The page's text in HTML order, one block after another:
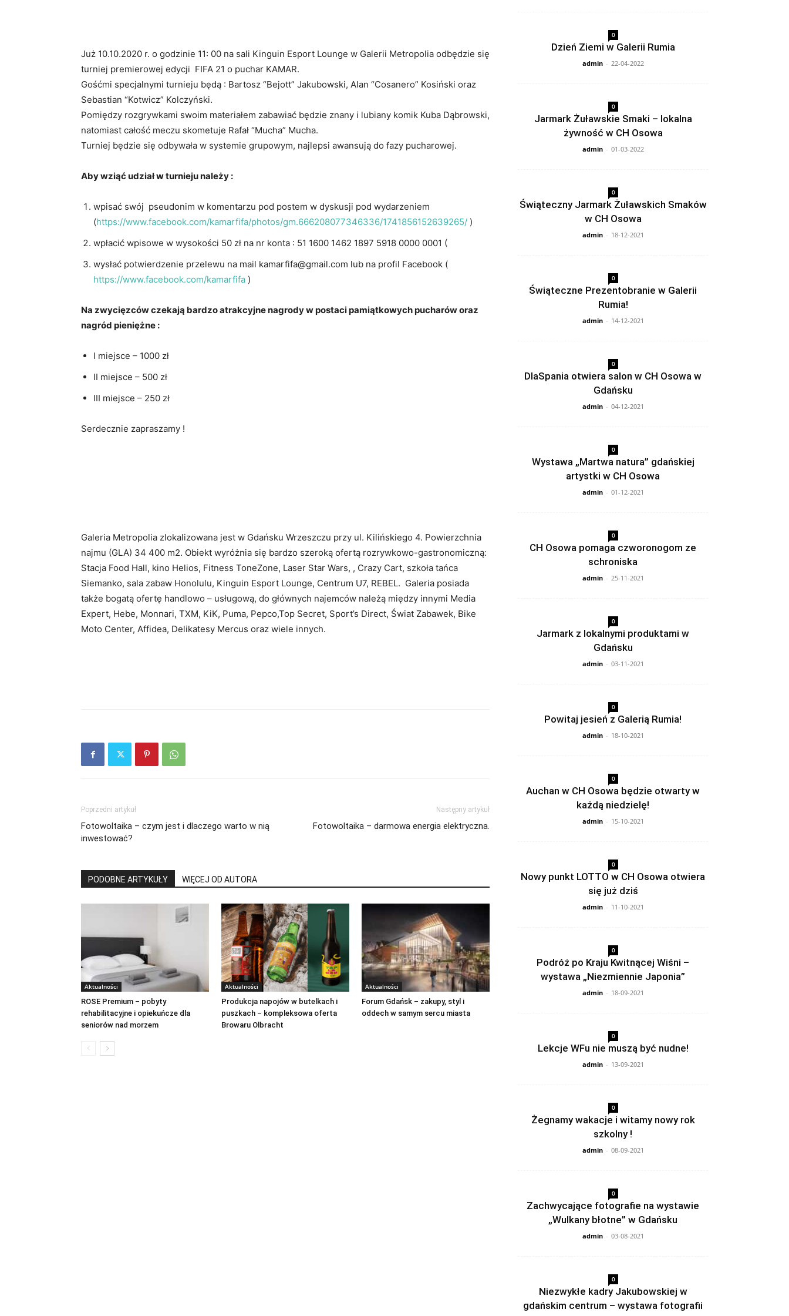
Już 10.10.2020 r. o godzinie 11: 00 na sali Kinguin Esport Lounge w Galerii Metropolia odbędzie się
turniej premierowej edycji FIFA 21 o puchar KAMAR.
Gośćmi specjalnymi turnieju będą : Bartosz “Bejott” Jakubowski, Alan “Cosanero” Kosiński oraz
Sebastian “Kotwicz” Kolczyński.
Pomiędzy rozgrywkami swoim materiałem zabawiać będzie znany i lubiany komik Kuba Dąbrowski,
natomiast całość meczu skometuje Rafał “Mucha” Mucha.
Turniej będzie się odbywała w systemie grupowym, najlepsi awansują do fazy pucharowej.
Aby wziąć udział w turnieju należy :
wpisać swój pseudonim w komentarzu pod postem w dyskusji pod wydarzeniem
(https://www.facebook.com/kamarfifa/photos/gm.666208077346336/1741856152639265/ )
wpłacić wpisowe w wysokości 50 zł na nr konta : 51 1600 1462 1897 5918 0000 0001 (
wysłać potwierdzenie przelewu na mail kamarfifa@gmail.com lub na profil Facebook (
https://www.facebook.com/kamarfifa )
Na zwycięzców czekają bardzo atrakcyjne nagrody w postaci pamiątkowych pucharów oraz
nagród pieniężne :
I miejsce – 1000 zł
II miejsce – 500 zł
III miejsce – 250 zł
Serdecznie zapraszamy !
Galeria Metropolia zlokalizowana jest w Gdańsku Wrzeszczu przy ul. Kilińskiego 4. Powierzchnia
najmu (GLA) 34 400 m2. Obiekt wyróżnia się bardzo szeroką ofertą rozrywkowo-gastronomiczną:
Stacja Food Hall, kino Helios, Fitness ToneZone, Laser Star Wars, , Crazy Cart, szkoła tańca
Siemanko, sala zabaw Honolulu, Kinguin Esport Lounge, Centrum U7, REBEL. Galeria posiada
także bogatą ofertę handlowo – usługową, do głównych najemców należą między innymi Media
Expert, Hebe, Monnari, TXM, KiK, Puma, Pepco,Top Secret, Sport’s Direct, Świat Zabawek, Bike
Moto Center, Affidea, Delikatesy Mercus oraz wiele innych.
Poprzedni artykuł
Fotowoltaika – czym jest i dlaczego warto w nią
inwestować?
Następny artykuł
Fotowoltaika – darmowa energia elektryczna.
PODOBNE ARTYKUŁY WIĘCEJ OD AUTORA
Aktualności
ROSE Premium – pobyty
rehabilitacyjne i opiekuńcze dla
seniorów nad morzem
Aktualności
Produkcja napojów w butelkach i
puszkach – kompleksowa oferta
Browaru Olbracht
Aktualności
Forum Gdańsk – zakupy, styl i
oddech w samym sercu miasta
0
Dzień Ziemi w Galerii Rumia
admin - 22-04-2022
0
Jarmark Żuławskie Smaki – lokalna
żywność w CH Osowa
admin - 01-03-2022
0
Świąteczny Jarmark Żuławskich Smaków
w CH Osowa
admin - 18-12-2021
0
Świąteczne Prezentobranie w Galerii
Rumia!
admin - 14-12-2021
0
DlaSpania otwiera salon w CH Osowa w
Gdańsku
admin - 04-12-2021
0
Wystawa „Martwa natura” gdańskiej
artystki w CH Osowa
admin - 01-12-2021
0
CH Osowa pomaga czworonogom ze
schroniska
admin - 25-11-2021
0
Jarmark z lokalnymi produktami w
Gdańsku
admin - 03-11-2021
0
Powitaj jesień z Galerią Rumia!
admin - 18-10-2021
0
Auchan w CH Osowa będzie otwarty w
każdą niedzielę!
admin - 15-10-2021
0
Nowy punkt LOTTO w CH Osowa otwiera
się już dziś
admin - 11-10-2021
0
Podróż po Kraju Kwitnącej Wiśni –
wystawa „Niezmiennie Japonia”
admin - 18-09-2021
0
Lekcje WFu nie muszą być nudne!
admin - 13-09-2021
0
Żegnamy wakacje i witamy nowy rok
szkolny !
admin - 08-09-2021
0
Zachwycające fotografie na wystawie
„Wulkany błotne” w Gdańsku
admin - 03-08-2021
0
Niezwykłe kadry Jakubowskiej w
gdańskim centrum – wystawa fotografii